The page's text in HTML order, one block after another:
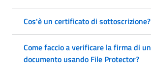
Cos'è un certificato di sottoscrizione?
Come faccio a verificare la firma di un
documento usando File Protector?